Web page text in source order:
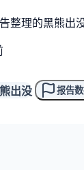
整理的黑熊出没
出没 报告